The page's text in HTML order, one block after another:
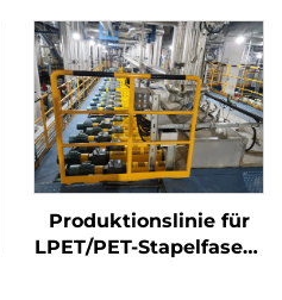
Produktionslinie für
LPET/PET-Stapelfasern